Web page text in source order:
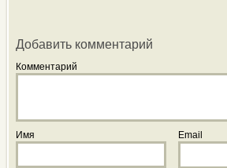
Добавить комментарий
Комментарий
Имя Email